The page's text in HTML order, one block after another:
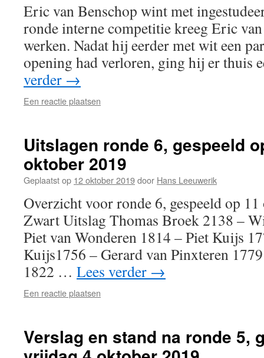
Eric van Benschop wint met
ronde interne competitie kreeg Eric
werken. Nadat hij eerder met wit een
opening had verloren, ging hij er thuis
verder →
Een reactie plaatsen
Uitslagen ronde 6, gespeeld
oktober 2019
Geplaatst op 12 oktober 2019door Hans Leeuwerik
Overzicht voor ronde 6, gespeeld op
Zwart Uitslag Thomas Broek 2138 –
Piet van Wonderen 1814 – Piet Kuijs
Kuijs1756 – Gerard van Pinxteren
1822 … Lees verder →
Een reactie plaatsen
Verslag en stand na ronde 5,